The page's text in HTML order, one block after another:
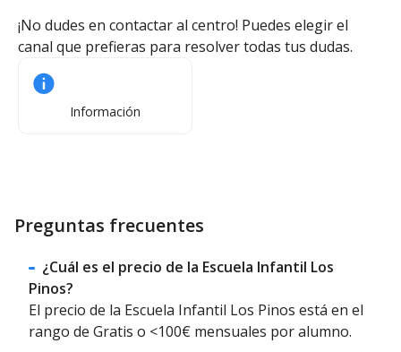
¡No dudes en contactar al centro! Puedes elegir el
canal que prefieras para resolver todas tus dudas.
Información
Preguntas frecuentes
¿Cuál es el precio de la Escuela Infantil Los
Pinos?
El precio de la Escuela Infantil Los Pinos está en el
rango de Gratis o <100€ mensuales por alumno.